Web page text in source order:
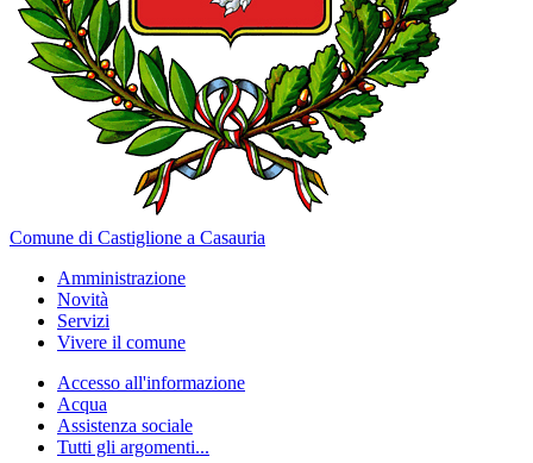
Comune di Castiglione a Casauria
Amministrazione
Novità
Servizi
Vivere il comune
Accesso all'informazione
Acqua
Assistenza sociale
Tutti gli argomenti...